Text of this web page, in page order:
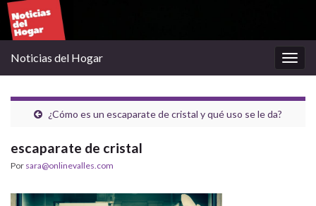
la
Noticias del Hogar
¿Cómo es un escaparate de cristal y qué uso se le da?
escaparate de cristal
Por sara@onlinevalles.com